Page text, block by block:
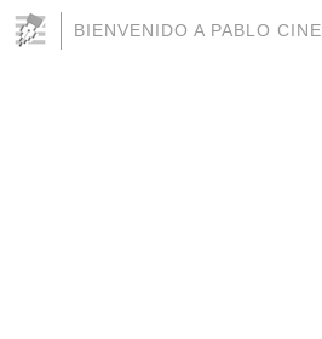
BIENVENIDO A PABLO CINE